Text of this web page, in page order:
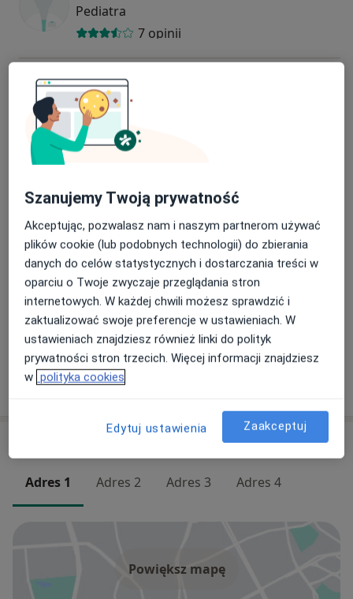
Pediatra
7 opinii
Jolanta Miśkowicz
Pediatra, Neurolog dziecięcy
2 opinie
Zdzisław Marian Szuwalski
Pediatra
1 opinia
Małgorzata Banaś
Pediatra
Adres 1 Adres 2 Adres 3 Adres 4
Powiększ mapę
Szanujemy Twoją prywatność
Akceptując, pozwalasz nam i naszym partnerom używać
plików cookie (lub podobnych technologii) do zbierania
danych do celów statystycznych i dostarczania treści w
oparciu o Twoje zwyczaje przeglądania stron
internetowych. W każdej chwili możesz sprawdzić i
zaktualizować swoje preferencje w ustawieniach. W
ustawieniach znajdziesz również linki do polityk
prywatności stron trzecich. Więcej informacji znajdziesz
w polityka cookies
Edytuj ustawienia Zaakceptuj